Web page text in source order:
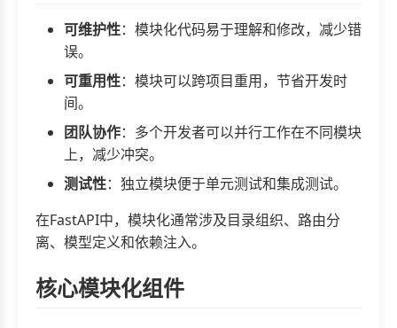
可维护性：模块化代码易于理解和修改，减少错
误。
可重用性：模块可以跨项目重用，节省开发时
间。
团队协作：多个开发者可以并行工作在不同模块
上，减少冲突。
测试性：独立模块便于单元测试和集成测试。
在FastAPI中，模块化通常涉及目录组织、路由分
离、模型定义和依赖注入。
核心模块化组件